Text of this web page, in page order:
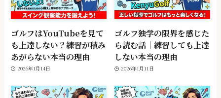
ゴルフはYouTubeを見て
も上達しない？練習が積み
あがらない本当の理由
2026年1月14日
ゴルフ独学の限界を感じた
ら読む話｜練習しても上達
しない本当の理由
2026年1月11日